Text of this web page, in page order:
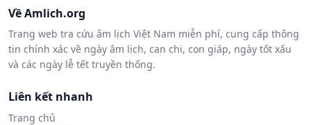
Về Amlich.org
Trang web tra cứu âm lịch Việt Nam miễn phí, cung cấp thông
tin chính xác về ngày âm lịch, can chi, con giáp, ngày tốt xấu
và các ngày lễ tết truyền thống.
Liên kết nhanh
Trang chủ